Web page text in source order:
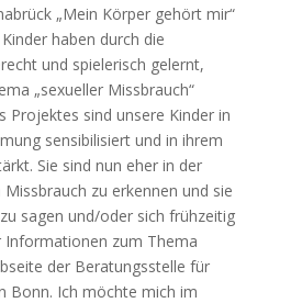
„Mein Körper gehört mir“
haben durch die
und spielerisch gelernt,
„sexueller Missbrauch“
Projektes sind unsere Kinder in
sensibilisiert und in ihrem
Sie sind nun eher in der
zu erkennen und sie
sagen und/oder sich frühzeitig
Informationen zum Thema
der Beratungsstelle für
Bonn. Ich möchte mich im